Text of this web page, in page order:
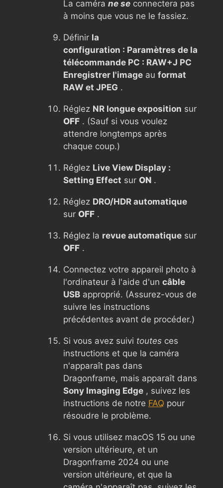
La caméra ne se connectera pas
à moins que vous ne le fassiez.
Définir la
configuration : Paramètres de la
télécommande PC : RAW+J PC
Enregistrer l'image au format
RAW et JPEG .
Réglez NR longue exposition sur
OFF . (Sauf si vous voulez
attendre longtemps après
chaque coup.)
Réglez Live View Display :
Setting Effect sur ON .
Réglez DRO/HDR automatique
sur OFF .
Réglez la revue automatique sur
OFF .
Connectez votre appareil photo à
l'ordinateur à l'aide d'un câble
USB approprié. (Assurez-vous de
suivre les instructions
précédentes avant de procéder.)
Si vous avez suivi toutes ces
instructions et que la caméra
n'apparaît pas dans
Dragonframe, mais apparaît dans
Sony Imaging Edge , suivez les
instructions de notre FAQ pour
résoudre le problème.
Si vous utilisez macOS 15 ou une
version ultérieure, et un
Dragonframe 2024 ou une
version ultérieure, et que la